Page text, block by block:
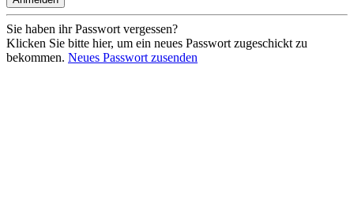
Sie haben ihr Passwort vergessen?
Klicken Sie bitte hier, um ein neues Passwort zugeschickt zu
bekommen. Neues Passwort zusenden